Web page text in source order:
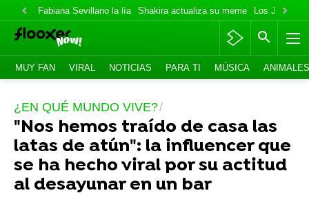
Fabiana Sevillano la lía Shakira actualiza su meme Los Jonas
MUY FAN VIRAL NOTICIAS PARA TI MÚSICA ANIMALES
¿EN QUÉ MUNDO VIVE?
"Nos hemos traído de casa las
latas de atún": la influencer que
se ha hecho viral por su actitud
al desayunar en un bar